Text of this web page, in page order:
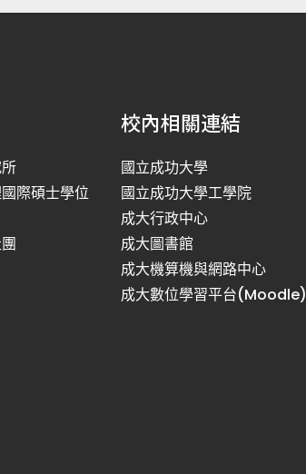
際碩士學位
校內相關連結
國立成功大學
國立成功大學工學院
成大行政中心
成大圖書館
成大機算機與網路中心
成大數位學習平台(Moodle)